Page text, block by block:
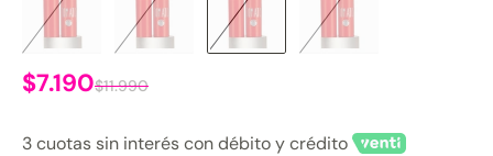
$7.190$11.990
3 cuotas sin interés con débito y crédito